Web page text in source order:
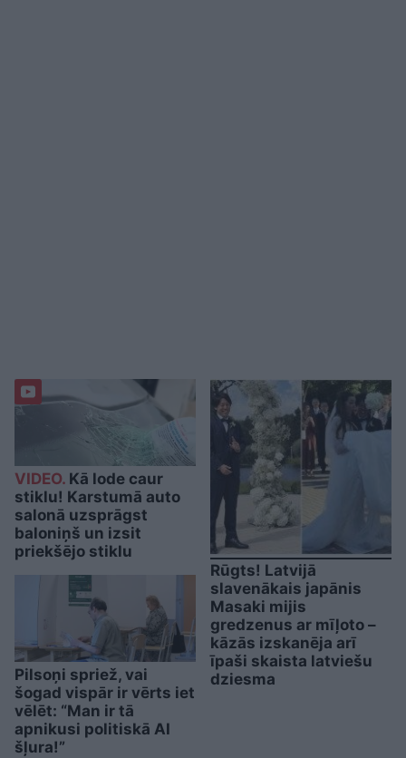
VIDEO. Kā lode caur
stiklu! Karstumā auto
salonā uzsprāgst
baloniņš un izsit
priekšējo stiklu
Pilsoņi spriež, vai
šogad vispār ir vērts iet
vēlēt: “Man ir tā
apnikusi politiskā AI
šļura!”
Rūgts! Latvijā
slavenākais japānis
Masaki mijis
gredzenus ar mīļoto –
kāzās izskanēja arī
īpaši skaista latviešu
dziesma